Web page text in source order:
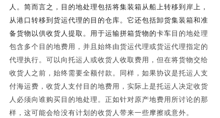
人。简而言之，目的地处理包括将集装箱从船上转移到岸上，
从港口转移到货运代理的目的仓库。它还包括卸货集装箱和准
备货物以供收货人提取。用于运输拼箱货物的卡车 目的地处理
包含多个目的地费用，并且始终由货运代理或货运代理指定的
代理执行。可以向托运人或收货人收取费用，但在将货物交给
收货人之前，始终需要全额付款。同样，如果协议是托运人支
付海运费，收货人支付目的地费用，实际上是托运人决定收货
人必须向谁购买目的地处理。正如针对原产地费用所讨论的那
样，这可能会给没有计划的收货人带来一些摩擦或意外。